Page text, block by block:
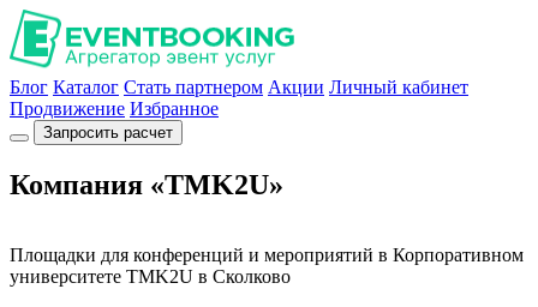
Блог Каталог Стать партнером Акции Личный кабинет
Продвижение Избранное
Запросить расчет
Компания «TMK2U»
Площадки для конференций и мероприятий в Корпоративном
университете TMK2U в Сколково